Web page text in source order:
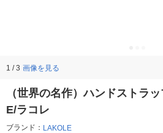
1 / 3 画像を見る
（世界の名作）ハンドストラ
E/ラコレ
ブランド： LAKOLE